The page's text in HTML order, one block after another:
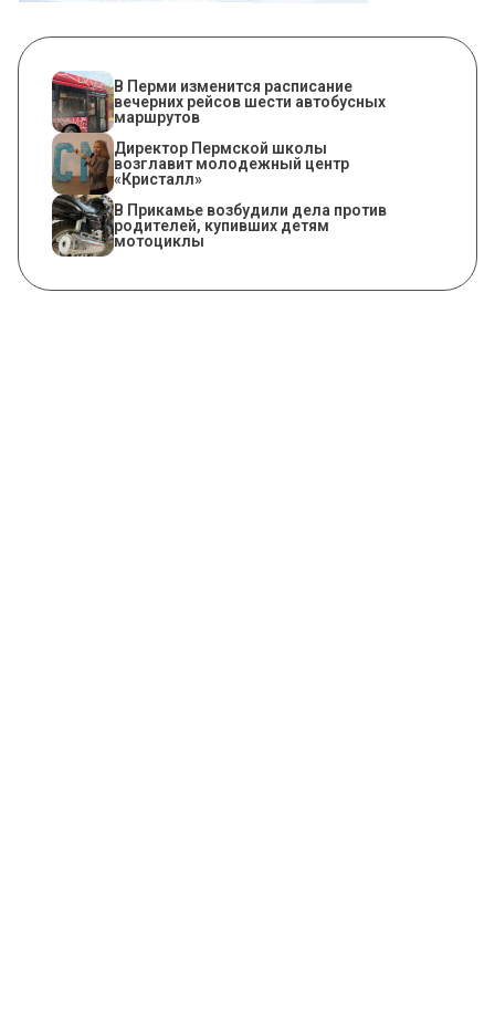
​В Перми изменится расписание
вечерних рейсов шести автобусных
маршрутов
​Директор Пермской школы
возглавит молодежный центр
«Кристалл»
В Прикамье возбудили дела против
родителей, купивших детям
мотоциклы